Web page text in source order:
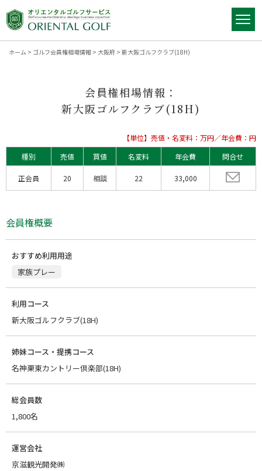
ホーム > ゴルフ会員権相場情報 > 大阪府 > 新大阪ゴルフクラブ(18H)
会員権相場情報：
新大阪ゴルフクラブ(18H)
【単位】売値・名変料：万円／年会費：円
種別
売値 買値 名変料 年会費 問合せ
正会員 20 相談 22 33,000
会員権概要
おすすめ利用用途
家族プレー
利用コース
新大阪ゴルフクラブ(18H)
姉妹コース・提携コース
名神栗東カントリー倶楽部(18H)
総会員数
1,800名
運営会社
京滋観光開発㈱